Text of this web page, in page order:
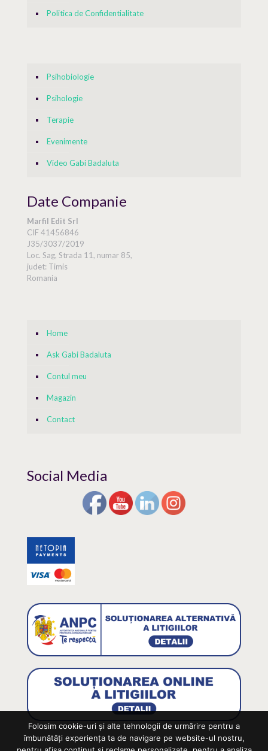
Politica de Confidentialitate
Psihobiologie
Psihologie
Terapie
Evenimente
Video Gabi Badaluta
Date Companie
Marfil Edit Srl
CIF 41456846
J35/3037/2019
Loc. Sag, Strada 11, numar 85,
judet: Timis
Romania
Home
Ask Gabi Badaluta
Contul meu
Magazin
Contact
Social Media
Folosim cookie-uri și alte tehnologii de urmărire pentru a
îmbunătăți experiența ta de navigare pe website-ul nostru,